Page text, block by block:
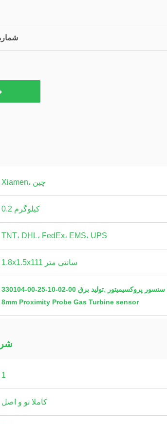
Xiamen، چین
0.2 کیلوگرم
TNT، DHL، FedEx، EMS، UPS
1.8x1.5x111 سانتی متر
330104-00-25-10-02-00 تولید برق,
8mm Proximity Probe Gas Turbine sensor
1
کاملا نو و اصل